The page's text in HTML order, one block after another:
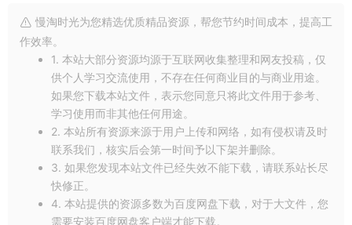
慢淘时光为您精选优质精品资源，帮您节约时间成本，提高工
作效率。
1. 本站大部分资源均源于互联网收集整理和网友投稿，仅
供个人学习交流使用，不存在任何商业目的与商业用途。
如果您下载本站文件，表示您同意只将此文件用于参考、
学习使用而非其他任何用途。
2. 本站所有资源来源于用户上传和网络，如有侵权请及时
联系我们，核实后会第一时间予以下架并删除。
3. 如果您发现本站文件已经失效不能下载，请联系站长尽
快修正。
4. 本站提供的资源多数为百度网盘下载，对于大文件，您
需要安装百度网盘客户端才能下载。